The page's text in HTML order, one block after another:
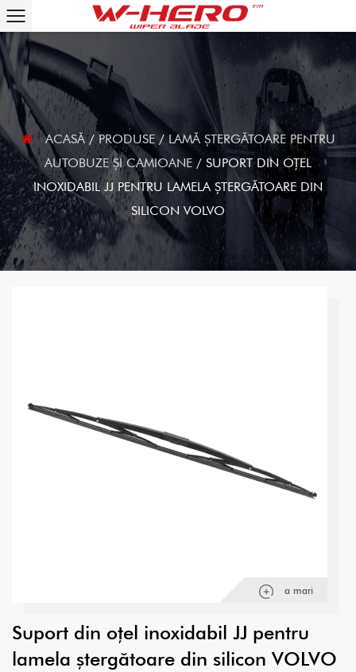
ACASĂ/PRODUSE/LAMĂ ȘTERGĂTOARE PENTRU
AUTOBUZE ȘI CAMIOANE / SUPORT DIN OȚEL
INOXIDABIL JJ PENTRU LAMELA ȘTERGĂTOARE DIN
SILICON VOLVO
a mari
Suport din oțel inoxidabil JJ pentru
lamela ștergătoare din silicon VOLVO